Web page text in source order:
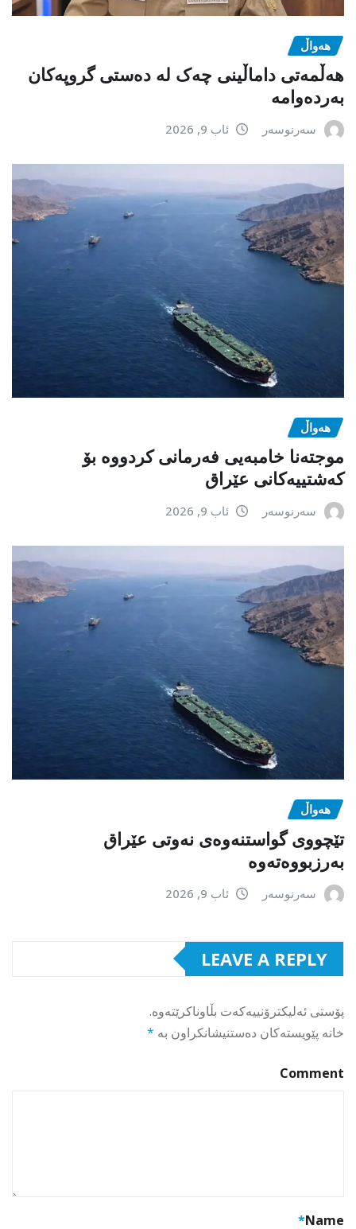
هەواڵ
هەڵمەتی داماڵینی چەک لە دەستی گروپەکان
بەردەوامە
سەرنوسەر ئاب 9, 2026
هەواڵ
موجتەنا خامبەیی فەرمانی کردووە بۆ
کەشتییەکانی عێراق
سەرنوسەر ئاب 9, 2026
هەواڵ
تێچووی گواستنەوەی نەوتی عێراق
بەرزبووەتەوە
سەرنوسەر ئاب 9, 2026
LEAVE A REPLY
پۆستی ئەلیکترۆنییەکەت بڵاوناکرێتەوە.
خانە پێویستەکان دەستنیشانکراون بە *
Comment
Name
*